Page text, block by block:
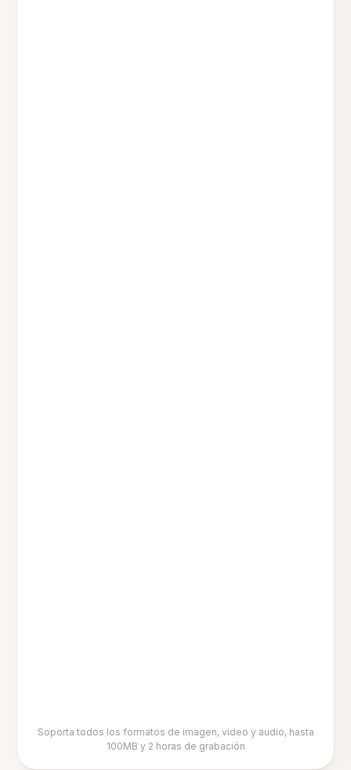
Soporta todos los formatos de imagen, video y audio, hasta
100MB y 2 horas de grabación